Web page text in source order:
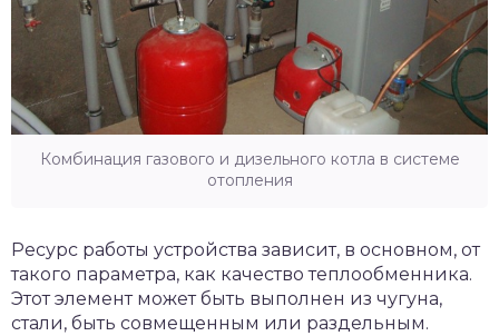
Комбинация газового и дизельного котла в системе
отопления
Ресурс работы устройства зависит, в основном, от
такого параметра, как качество теплообменника.
Этот элемент может быть выполнен из чугуна,
стали, быть совмещенным или раздельным.